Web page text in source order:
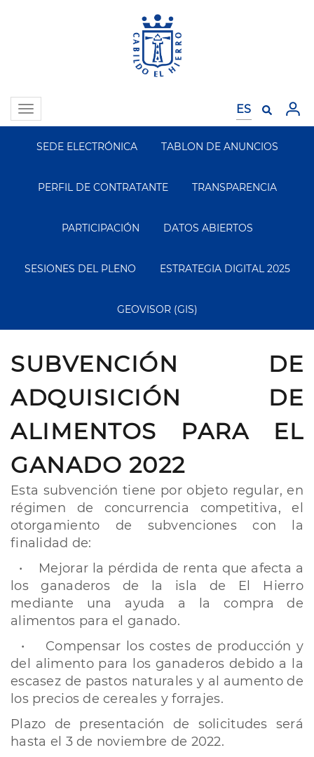
Toggle
navigation
Segundo
Menu
SEDE ELECTRÓNICA TABLON DE ANUNCIOS
PERFIL DE CONTRATANTE TRANSPARENCIA
PARTICIPACIÓN DATOS ABIERTOS
SESIONES DEL PLENO ESTRATEGIA DIGITAL 2025
GEOVISOR (GIS)
SUBVENCIÓN DE
ADQUISICIÓN DE
ALIMENTOS PARA EL
GANADO 2022
Esta subvención tiene por objeto regular, en
régimen de concurrencia competitiva, el
otorgamiento de subvenciones con la
finalidad de:
· Mejorar la pérdida de renta que afecta a
los ganaderos de la isla de El Hierro
mediante una ayuda a la compra de
alimentos para el ganado.
· Compensar los costes de producción y
del alimento para los ganaderos debido a la
escasez de pastos naturales y al aumento de
los precios de cereales y forrajes.
Plazo de presentación de solicitudes será
hasta el 3 de noviembre de 2022.